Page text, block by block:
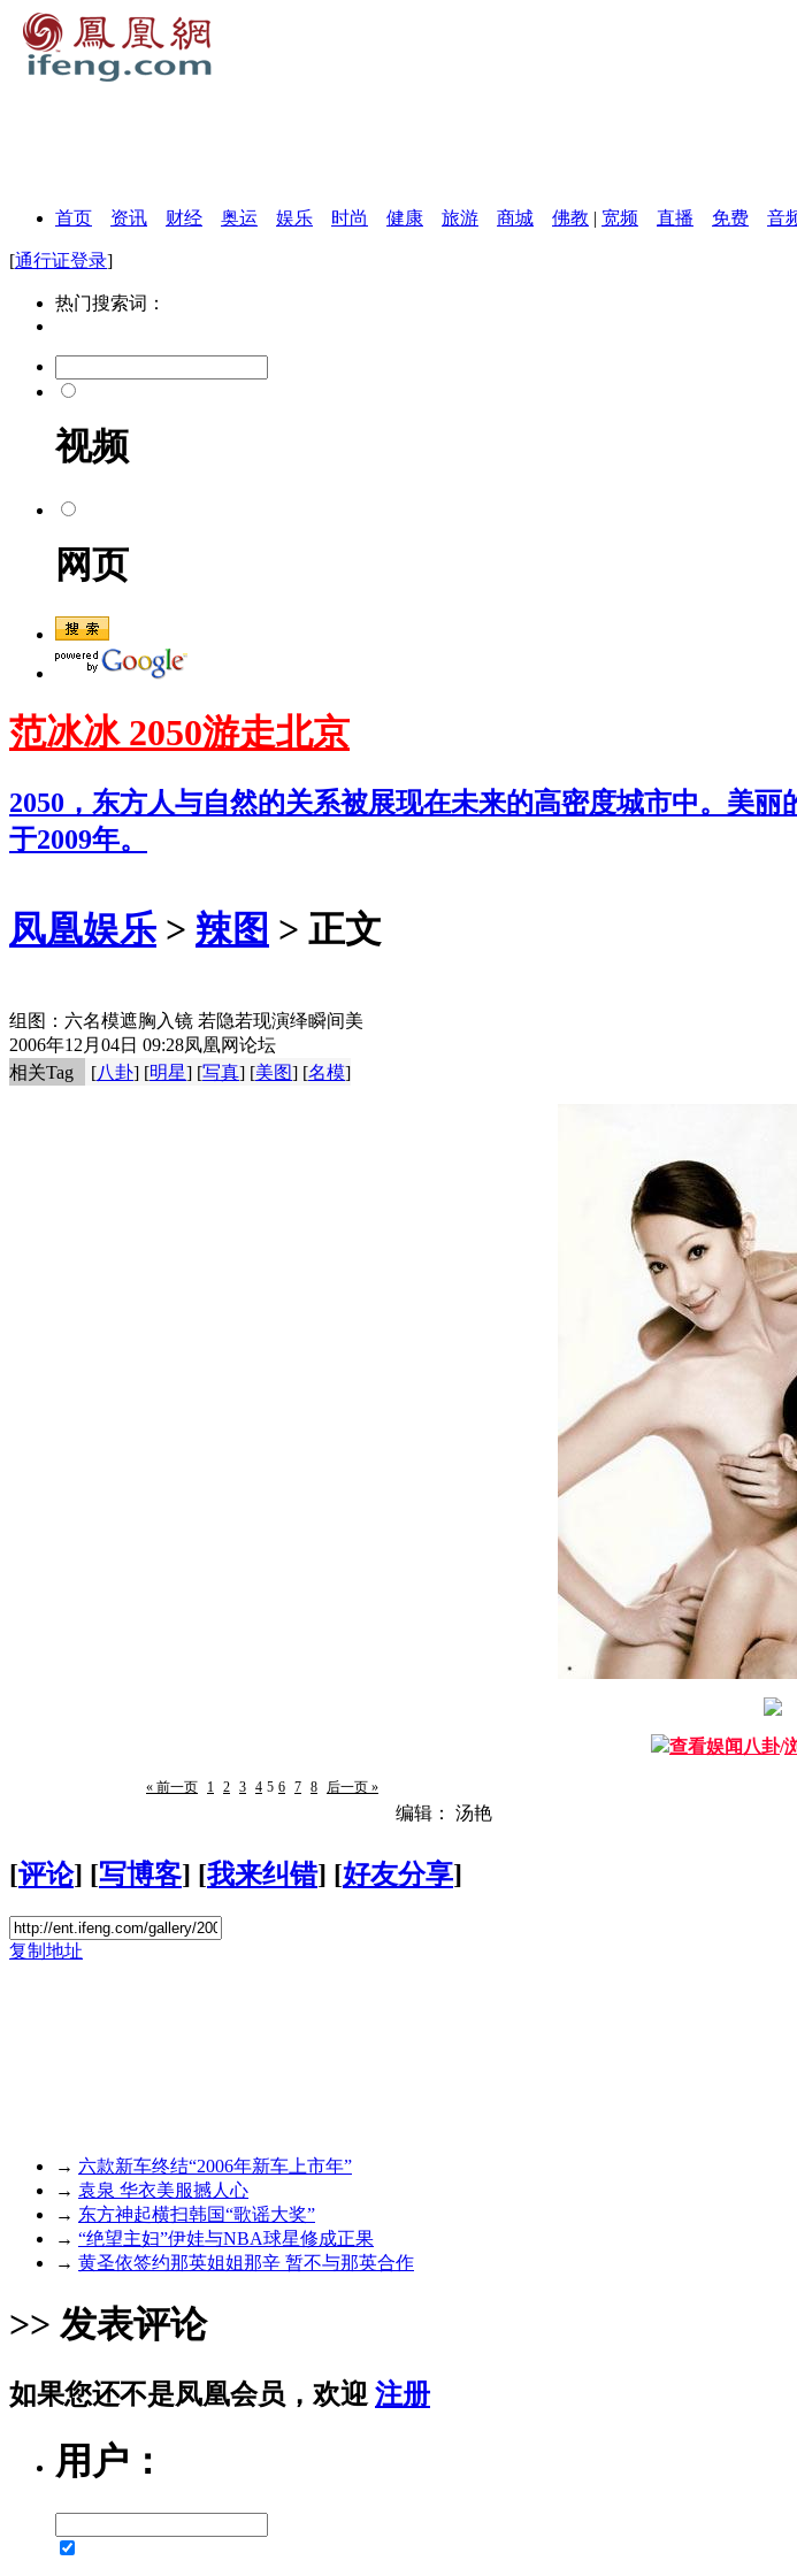
首页 资讯 财经 奥运 娱乐 时尚 健康 旅游 商城 佛教 | 宽频 直播 免费 音
[通行证登录]
热门搜索词：
视频
网页
范冰冰 2050游走北京
2050，东方人与自然的关系被展现在未来的高密度城市中。美
于2009年。
凤凰娱乐 > 辣图 > 正文
组图：六名模遮胸入镜 若隐若现演绎瞬间美
2006年12月04日 09:28凤凰网论坛
相关Tag
[八卦] [明星] [写真] [美图] [名模]
查看娱闻八卦/
« 前一页 1 2 3 4 5 6 7 8 后一页 »
编辑： 汤艳
[评论] [写博客] [我来纠错] [好友分享]
复制地址
→ 六款新车终结“2006年新车上市年”
→ 袁泉 华衣美服撼人心
→ 东方神起横扫韩国“歌谣大奖”
→ “绝望主妇”伊娃与NBA球星修成正果
→ 黄圣依签约那英姐姐那辛 暂不与那英合作
>> 发表评论
如果您还不是凤凰会员，欢迎 注册
用户：